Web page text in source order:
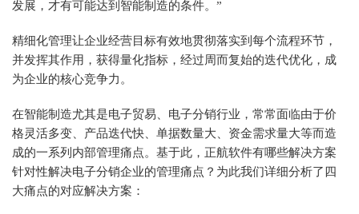
发展，才有可能达到智能制造的条件。”
精细化管理让企业经营目标有效地贯彻落实到每个流程环节，
并发挥其作用，获得量化指标，经过周而复始的迭代优化，成
为企业的核心竞争力。
在智能制造尤其是电子贸易、电子分销行业，常常面临由于价
格灵活多变、产品迭代快、单据数量大、资金需求量大等而造
成的一系列内部管理痛点。基于此，正航软件有哪些解决方案
针对性解决电子分销企业的管理痛点？为此我们详细分析了四
大痛点的对应解决方案：